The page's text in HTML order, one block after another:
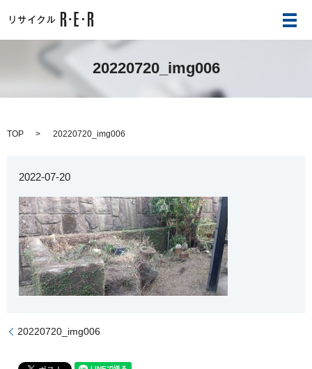
メ
20220720_img006
TOP 20220720_img006
2022-07-20
20220720_img006